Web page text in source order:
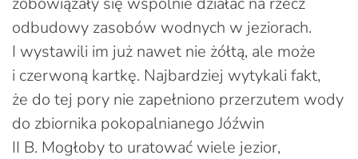
odbudowy zasobów wodnych w jeziorach.
I wystawili im już nawet nie żółtą, ale może
i czerwoną kartkę. Najbardziej wytykali fakt,
że do tej pory nie zapełniono przerzutem wody
do zbiornika pokopalnianego Jóźwin
II B. Mogłoby to uratować wiele jezior,